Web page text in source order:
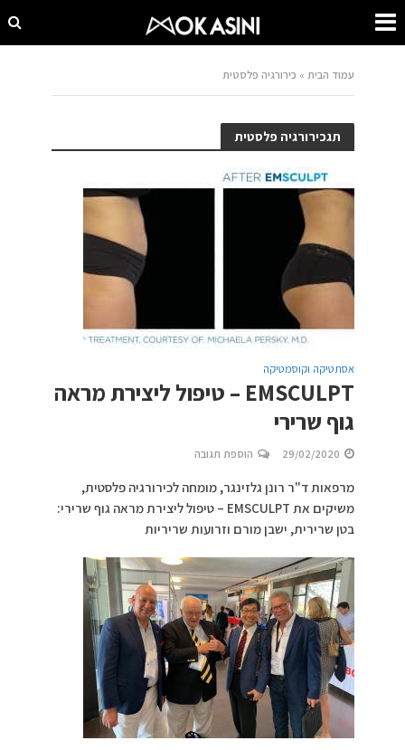
עמוד הבית » כירורגיה פלסטית
תגכירורגיה פלסטית
אסתטיקה וקוסמטיקה
EMSCULPT – טיפול ליצירת מראה
גוף שרירי
29/02/2020 הוספת תגובה
מרפאות ד"ר רונן גלזינגר, מומחה לכירורגיה פלסטית,
משיקים את EMSCULPT – טיפול ליצירת מראה גוף שרירי:
בטן שרירית, ישבן מורם וזרועות שריריות